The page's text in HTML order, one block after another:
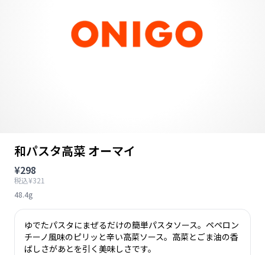
和パスタ高菜 オーマイ
¥298
税込¥321
48.4g
ゆでたパスタにまぜるだけの簡単パスタソース。ペペロン
チーノ風味のピリッと辛い高菜ソース。高菜とごま油の香
ばしさがあとを引く美味しさです。